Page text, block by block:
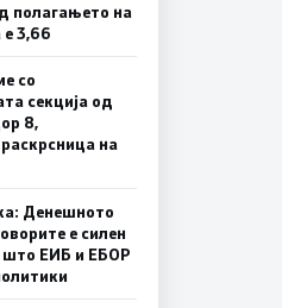
полагањето на
е 3,66
со
секција од
8,
на
Денешното
е силен
што ЕИБ и ЕБОР